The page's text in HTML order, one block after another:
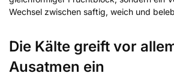
Wechsel zwischen saftig, weich und
Die Kälte greift vor
Ausatmen ein